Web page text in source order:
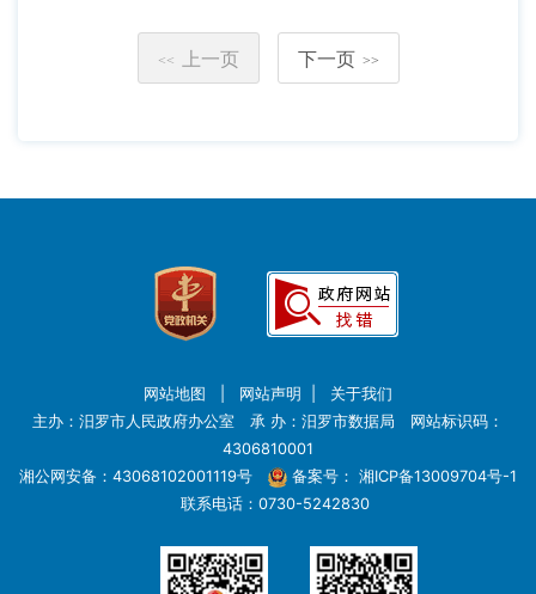
<< 上一页 下一页 >>
网站地图 网站声明
关于我们
主办：汨罗市人民政府办公室 承 办：汨罗市数据局 网站标识码：
4306810001
湘公网安备：43068102001119号
备案号： 湘ICP备13009704号-1
联系电话：0730-5242830